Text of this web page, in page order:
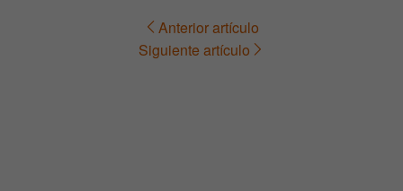
Navegación Anterior artículo
Siguiente artículo